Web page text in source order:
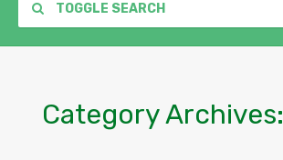
TOGGLE SEARCH
Category Archives: